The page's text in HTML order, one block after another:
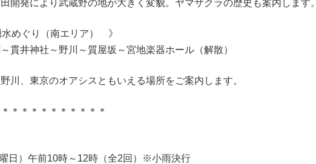
開発により武蔵野の地が大きく変貌。ヤマザクラの歴史も案内します。
めぐり（南エリア） 》
貫井神社～野川～質屋坂～宮地楽器ホール（解散）
野川、東京のオアシスともいえる場所をご案内します。
＊＊＊＊＊＊＊＊＊＊
日）午前10時～12時（全2回）※小雨決行